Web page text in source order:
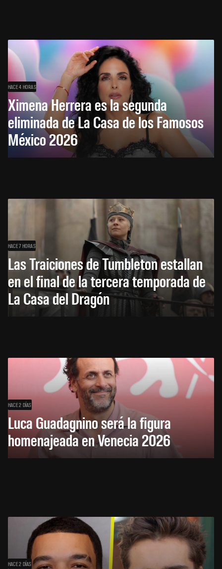
HACE 4 HORAS
Ximena Herrera es la segunda
eliminada de La Casa de los Famosos
México 2026
HACE 7 HORAS
Las Traiciones de Tumbleton estallan
en el final de la tercera temporada de
La Casa del Dragón
HACE 2 DÍAS
Luca Guadagnino será la figura
homenajeada en Venecia 2026
HACE 2 DÍAS